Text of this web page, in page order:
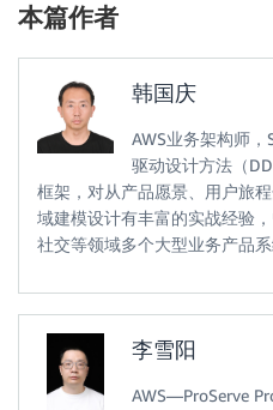
本篇作者
韩国庆
AWS业务架构师，
驱动设计方法（
框架，对从产品愿景、用户旅
域建模设计有丰富的实战经验
社交等领域多个大型业务产品系
李雪阳
AWS—ProServe